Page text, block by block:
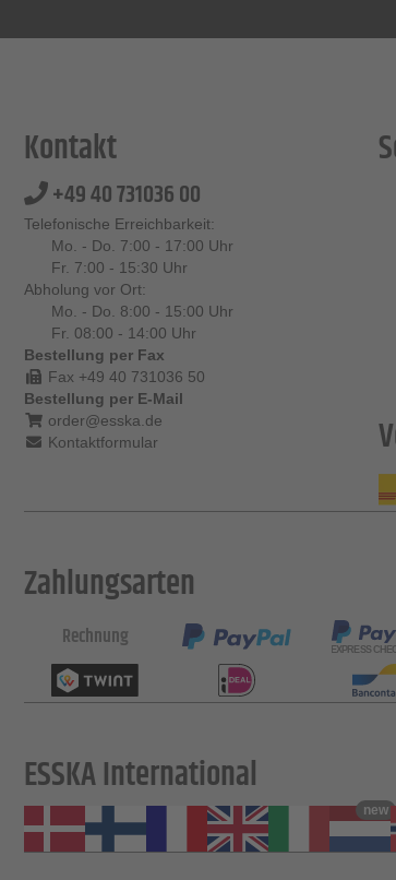
Kontakt
+49 40 731036 00
Telefonische Erreichbarkeit:
Mo. - Do. 7:00 - 17:00 Uhr
Fr. 7:00 - 15:30 Uhr
Abholung vor Ort:
Mo. - Do. 8:00 - 15:00 Uhr
Fr. 08:00 - 14:00 Uhr
Bestellung per Fax
Fax +49 40 731036 50
Bestellung per E-Mail
order@esska.de
Kontaktformular
Zahlungsarten
Rechnung
ESSKA International
new